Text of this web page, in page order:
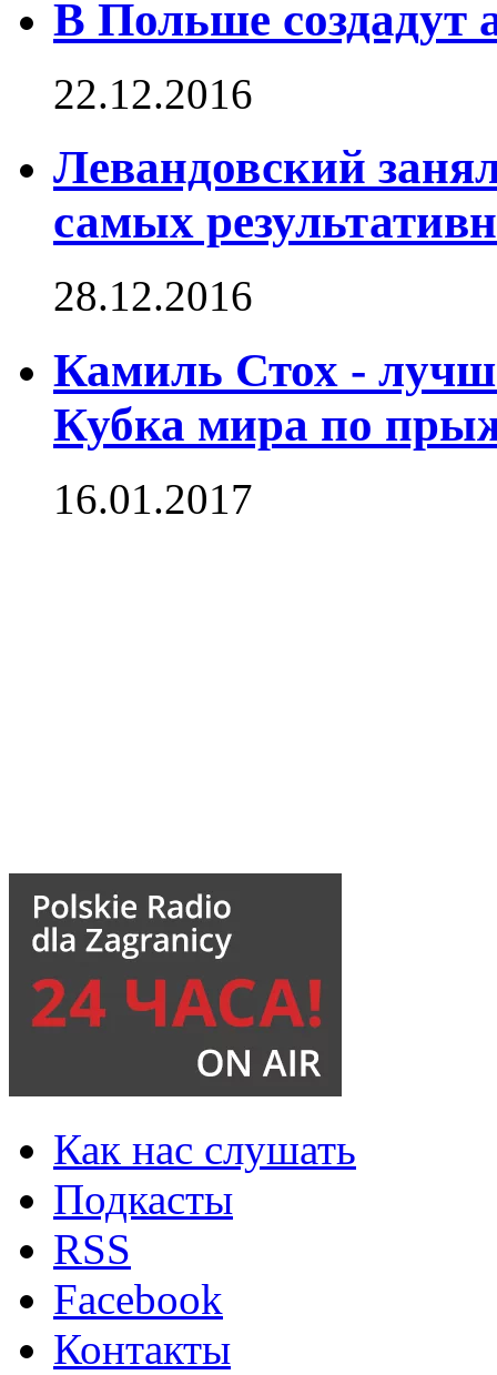
В Польше создадут
22.12.2016
Левандовский
самых
28.12.2016
Камиль Стох -
Кубка мира по
16.01.2017
Как нас слушать
Подкасты
RSS
Facebook
Контакты